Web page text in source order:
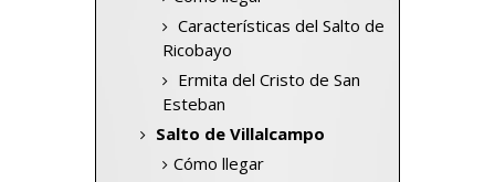
Características del Salto de
Ricobayo
Ermita del Cristo de San
Esteban
Salto de Villalcampo
Cómo llegar